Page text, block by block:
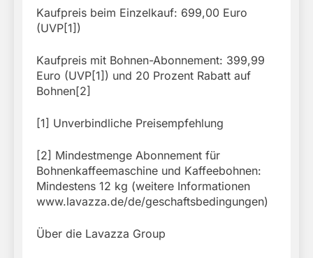
Kaufpreis beim Einzelkauf: 699,00 Euro
(UVP[1])
Kaufpreis mit Bohnen-Abonnement: 399,99
Euro (UVP[1]) und 20 Prozent Rabatt auf
Bohnen[2]
[1] Unverbindliche Preisempfehlung
[2] Mindestmenge Abonnement für
Bohnenkaffeemaschine und Kaffeebohnen:
Mindestens 12 kg (weitere Informationen
www.lavazza.de/de/geschaftsbedingungen)
Über die Lavazza Group